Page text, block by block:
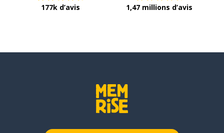
177k d’avis 1,47 millions d’avis